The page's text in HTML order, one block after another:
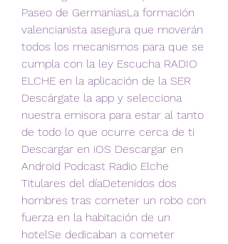
Paseo de GermaníasLa formación
valencianista asegura que moverán
todos los mecanismos para que se
cumpla con la ley Escucha RADIO
ELCHE en la aplicación de la SER
Descárgate la app y selecciona
nuestra emisora para estar al tanto
de todo lo que ocurre cerca de ti
Descargar en iOS Descargar en
Android Podcast Radio Elche
Titulares del díaDetenidos dos
hombres tras cometer un robo con
fuerza en la habitación de un
hotelSe dedicaban a cometer